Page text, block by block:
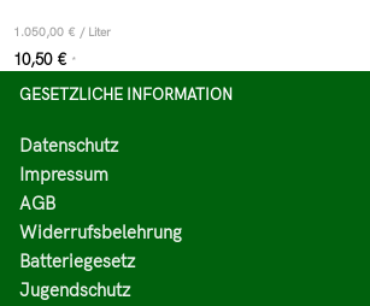
1.050,00 € / Liter
10,50 € *
GESETZLICHE INFORMATION
Datenschutz
Impressum
AGB
Widerrufsbelehrung
Batteriegesetz
Jugendschutz